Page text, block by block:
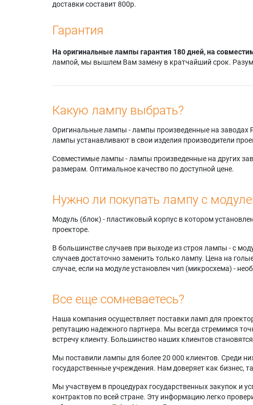
доставки составит 800р.
Гарантия
На оригинальные лампы гарантия 180 дней, на
лампой, мы вышлем Вам замену в кратчайший срок.
Какую лампу выбрать?
Оригинальные лампы - лампы произведенные на заводах
лампы устанавливают в свои изделия производители
Совместимые лампы - лампы произведенные на других
размерам. Оптимальное качество по доступной цене.
Нужно ли покупать лампу с
Модуль (блок) - пластиковый корпус в котором
проекторе.
В большинстве случаев при выходе из строя лампы - с
случаев достаточно заменить только лампу. Цена на
случае, если на модуле установлен чип (микросхема) -
Все еще сомневаетесь?
Наша компания осуществляет поставки ламп для
репутацию надежного партнера. Мы всегда стремимся
встречу клиенту. Большинство наших клиентов
Мы поставили лампы для более 20 000 клиентов. Среди
государственные учреждения. Нам доверяет как бизнес,
Мы участвуем в процедурах государственных закупок и
контрактов по всей стране. Эту информацию легко